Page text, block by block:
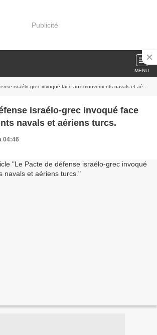
Publicité
MENU
israélo-grec invoqué face aux mouvements navals et aériens turcs.
israélo-grec invoqué face
navals et aériens turcs.
04:46